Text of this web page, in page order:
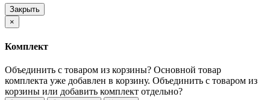
Закрыть
×
Комплект
Объединить с товаром из корзины? Основной товар
комплекта уже добавлен в корзину. Объединить с товаром из
корзины или добавить комплект отдельно?